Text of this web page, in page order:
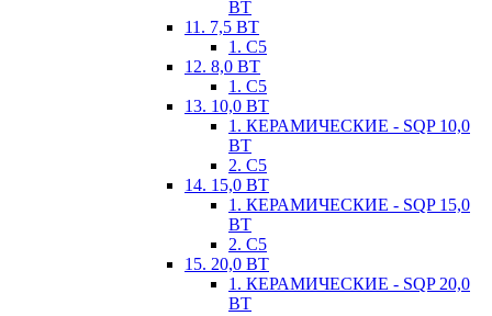
ВТ
11. 7,5 ВТ
1. С5
12. 8,0 ВТ
1. С5
13. 10,0 ВТ
1. КЕРАМИЧЕСКИЕ - SQP 10,0
ВТ
2. С5
14. 15,0 ВТ
1. КЕРАМИЧЕСКИЕ - SQP 15,0
ВТ
2. С5
15. 20,0 ВТ
1. КЕРАМИЧЕСКИЕ - SQP 20,0
ВТ